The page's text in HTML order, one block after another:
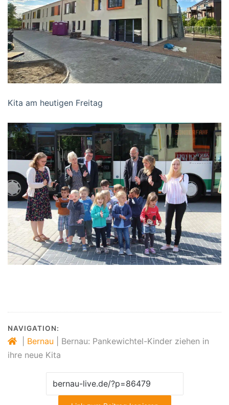
Kita am heutigen Freitag
NAVIGATION:
Bernau
Bernau: Pankewichtel-Kinder ziehen in
ihre neue Kita